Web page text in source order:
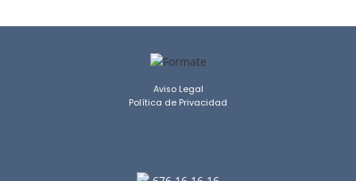
Aviso Legal
Política de Privacidad